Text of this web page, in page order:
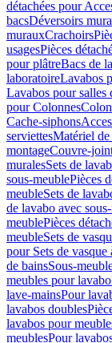
détachées pour
bacsDéversoirs
murauxCrachoirs
usagesPièces
pour plâtreBacs de
laboratoireLavabos
Lavabos pour salles
pour Colonnes
Cache-siphons
serviettesMatériel
montageCouvre-
muralesSets de
sous-meublePièces
meubleSets de
de lavabo avec
meublePièces
meubleSets de
pour Sets de vasque
de bainsSous-
meubles pour lavabo
lave-mainsPour
lavabos doubles
lavabos pour
meublesPour